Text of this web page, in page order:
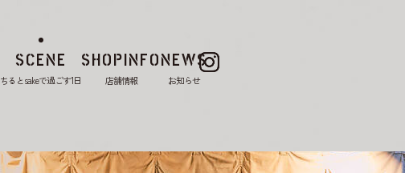
SCENE
ちるとsakeで過ごす1日
SHOPINFO
店舗情報
NEWS
お知らせ